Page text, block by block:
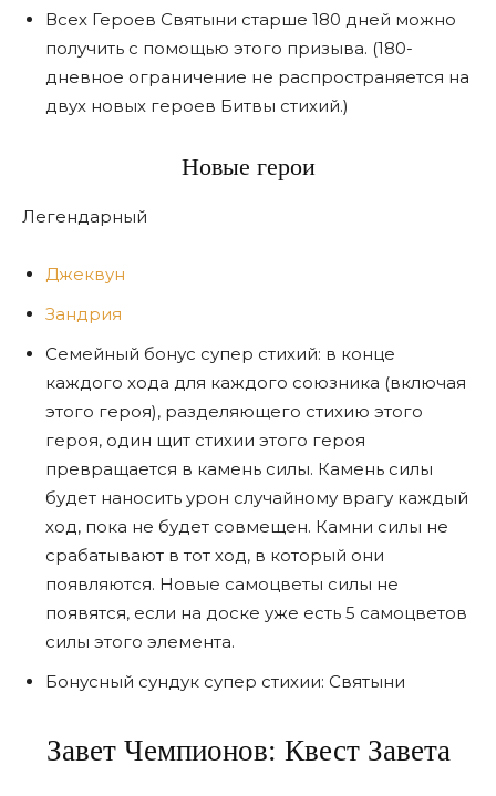
Всех Героев Святыни старше 180 дней можно
получить с помощью этого призыва. (180-
дневное ограничение не распространяется на
двух новых героев Битвы стихий.)
Новые герои
Легендарный
Джеквун
Зандрия
Семейный бонус супер стихий: в конце
каждого хода для каждого союзника (включая
этого героя), разделяющего стихию этого
героя, один щит стихии этого героя
превращается в камень силы. Камень силы
будет наносить урон случайному врагу каждый
ход, пока не будет совмещен. Камни силы не
срабатывают в тот ход, в который они
появляются. Новые самоцветы силы не
появятся, если на доске уже есть 5 самоцветов
силы этого элемента.
Бонусный сундук супер стихии: Святыни
Завет Чемпионов: Квест Завета